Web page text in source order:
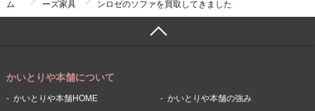
ム
ーズ家具
ンロゼのソファを買取してきました
かいとりや本舗について
かいとりや本舗HOME かいとりや本舗の強み